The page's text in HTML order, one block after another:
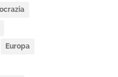
Europa